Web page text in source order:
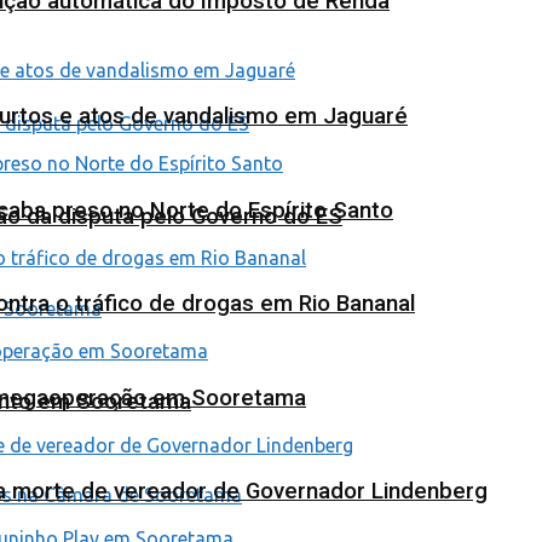
da disputa pelo Governo do ES
em Sooretama
e atos de vandalismo em Jaguaré
preso no Norte do Espírito Santo
o tráfico de drogas em Rio Bananal
em Sooretama
de vereador de Governador Lindenberg